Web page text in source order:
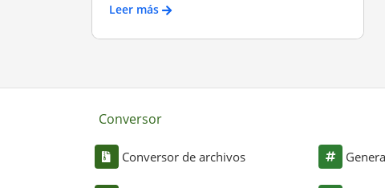
Leer más
Conversor
Conversor de archivos